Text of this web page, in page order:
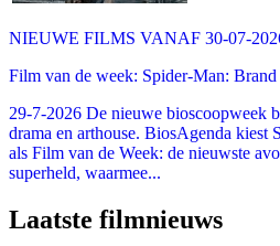
NIEUWE FILMS VANAF 30-07-
Film van de week: Spider-Man:
29-7-2026 De nieuwe bioscoopweek
drama en arthouse. BiosAgenda
als Film van de Week: de nieuwste
superheld, waarmee...
Laatste filmnieuws